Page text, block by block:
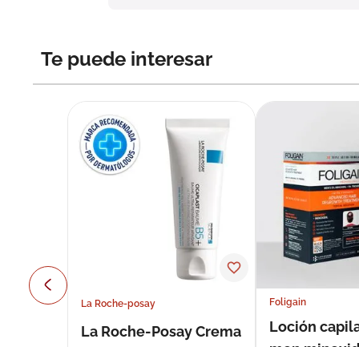
Te puede interesar
La Roche-posay
La Roche-Posay Crema
Foligain
Loción